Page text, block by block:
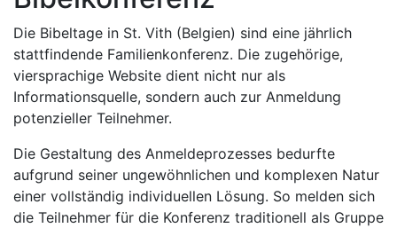
Die Bibeltage in St. Vith (Belgien) sind eine jährlich
stattfindende Familienkonferenz. Die zugehörige,
viersprachige Website dient nicht nur als
Informationsquelle, sondern auch zur Anmeldung
potenzieller Teilnehmer.
Die Gestaltung des Anmeldeprozesses bedurfte
aufgrund seiner ungewöhnlichen und komplexen Natur
einer vollständig individuellen Lösung. So melden sich
die Teilnehmer für die Konferenz traditionell als Gruppe